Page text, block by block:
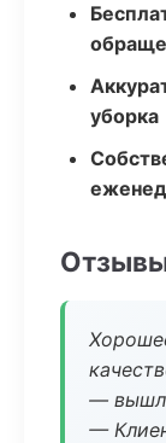
уборка
—
—